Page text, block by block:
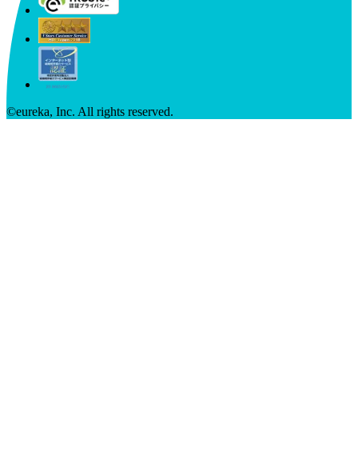
©︎eureka, Inc. All rights reserved.